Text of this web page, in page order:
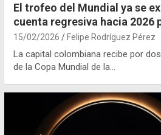
El trofeo del Mundial ya se
cuenta regresiva hacia 2026
15/02/2026 Felipe Rodríguez Pérez
La capital colombiana recibe por
de la Copa Mundial de la…